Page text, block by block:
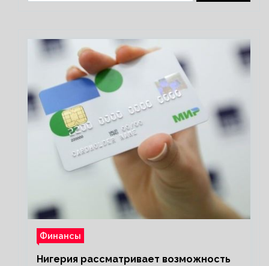
Финансы
Нигерия рассматривает возможность